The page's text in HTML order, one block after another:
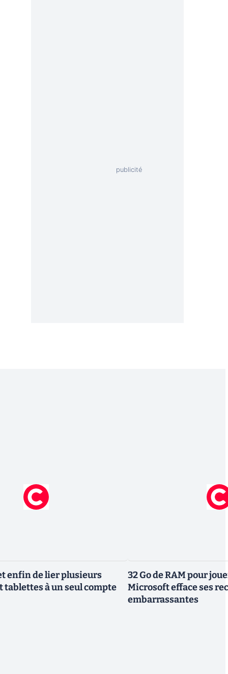
enfin de lier plusieurs
tablettes à un seul compte
32 Go de RAM pour
Microsoft efface ses
embarrassantes